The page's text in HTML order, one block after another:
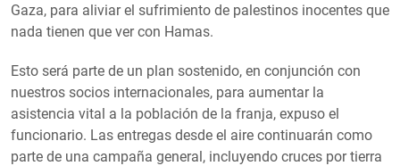
Gaza, para aliviar el sufrimiento de palestinos inocentes que
nada tienen que ver con Hamas.
Esto será parte de un plan sostenido, en conjunción con
nuestros socios internacionales, para aumentar la
asistencia vital a la población de la franja, expuso el
funcionario. Las entregas desde el aire continuarán como
parte de una campaña general, incluyendo cruces por tierra